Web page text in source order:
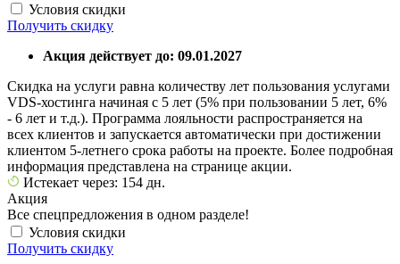
Условия скидки
Получить скидку
Акция действует до: 09.01.2027
Скидка на услуги равна количеству лет пользования услугами
VDS-хостинга начиная с 5 лет (5% при пользовании 5 лет, 6%
- 6 лет и т.д.). Программа лояльности распространяется на
всех клиентов и запускается автоматически при достижении
клиентом 5-летнего срока работы на проекте. Более подробная
информация представлена на странице акции.
Истекает через: 154 дн.
Акция
Все спецпредложения в одном разделе!
Условия скидки
Получить скидку